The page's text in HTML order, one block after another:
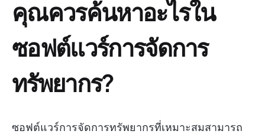
คุณควรค้นหาอะไรใน
ซอฟต์แวร์การจัดการ
ทรัพยากร?
ซอฟต์แวร์การจัดการทรัพยากรที่เหมาะสมสามารถ